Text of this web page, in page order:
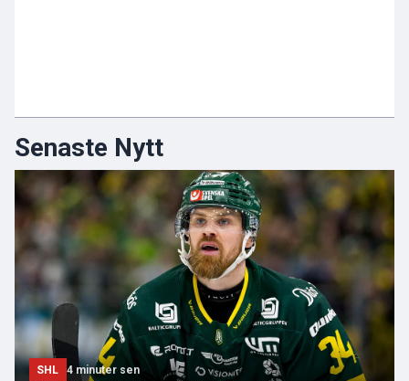
Senaste Nytt
SHL 4 minuter sen